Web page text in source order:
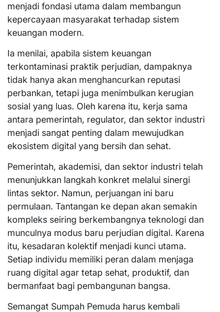
menjadi fondasi utama dalam membangun
kepercayaan masyarakat terhadap sistem
keuangan modern.
Ia menilai, apabila sistem keuangan
terkontaminasi praktik perjudian, dampaknya
tidak hanya akan menghancurkan reputasi
perbankan, tetapi juga menimbulkan kerugian
sosial yang luas. Oleh karena itu, kerja sama
antara pemerintah, regulator, dan sektor industri
menjadi sangat penting dalam mewujudkan
ekosistem digital yang bersih dan sehat.
Pemerintah, akademisi, dan sektor industri telah
menunjukkan langkah konkret melalui sinergi
lintas sektor. Namun, perjuangan ini baru
permulaan. Tantangan ke depan akan semakin
kompleks seiring berkembangnya teknologi dan
munculnya modus baru perjudian digital. Karena
itu, kesadaran kolektif menjadi kunci utama.
Setiap individu memiliki peran dalam menjaga
ruang digital agar tetap sehat, produktif, dan
bermanfaat bagi pembangunan bangsa.
Semangat Sumpah Pemuda harus kembali